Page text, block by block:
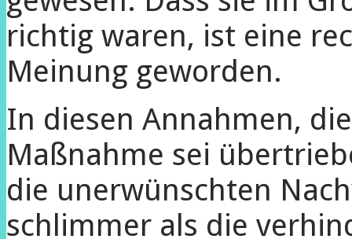
richtig waren, ist eine
Meinung geworden.
In diesen Annahmen,
Maßnahme sei
die unerwünschten
schlimmer als die